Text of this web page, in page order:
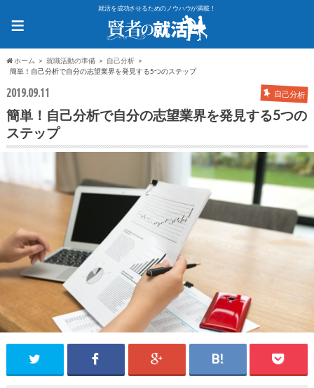
就活を成功させるためのノウハウが満載！
≡
ホーム 就職活動の準備
自己分析
簡単！自己分析で自分の志望業界を発見する5つのステップ
2019.09.11 自己分析
簡単！自己分析で自分の志望業界を発見する5つの
ステップ